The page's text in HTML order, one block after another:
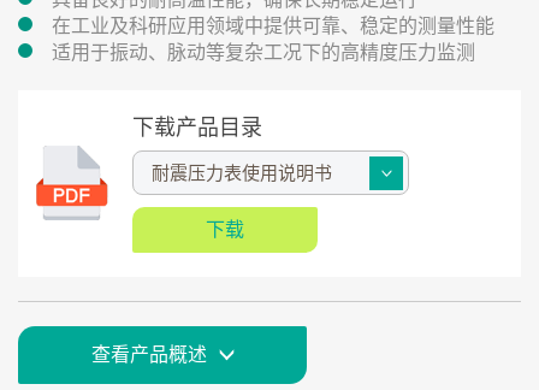
在工业及科研应用领域中提供可靠、稳定的测量性能
适用于振动、脉动等复杂工况下的高精度压力监测
下载产品目录
下载
查看产品概述